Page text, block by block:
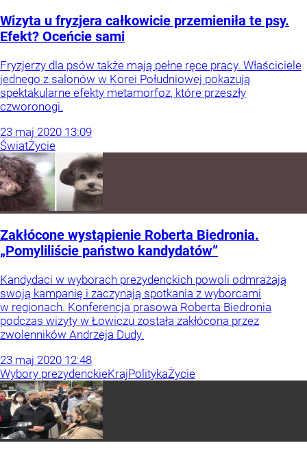
Wizyta u fryzjera całkowicie przemieniła te psy.
Efekt? Oceńcie sami
Fryzjerzy dla psów także mają pełne ręce pracy. Właściciele
jednego z salonów w Korei Południowej pokazują
spektakularne efekty metamorfoz, które przeszły
czworonogi.
23 maj 2020 13:09
ŚwiatŻycie
Zakłócone wystąpienie Roberta Biedronia.
„Pomyliliście państwo kandydatów”
Kandydaci w wyborach prezydenckich powoli odmrażają
swoją kampanię i zaczynają spotkania z wyborcami
w regionach. Konferencja prasowa Roberta Biedronia
podczas wizyty w Łowiczu została zakłócona przez
zwolenników Andrzeja Dudy.
23 maj 2020 12:48
Wybory prezydenckieKrajPolitykaŻycie